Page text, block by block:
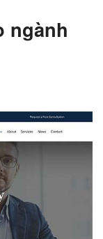
ngành